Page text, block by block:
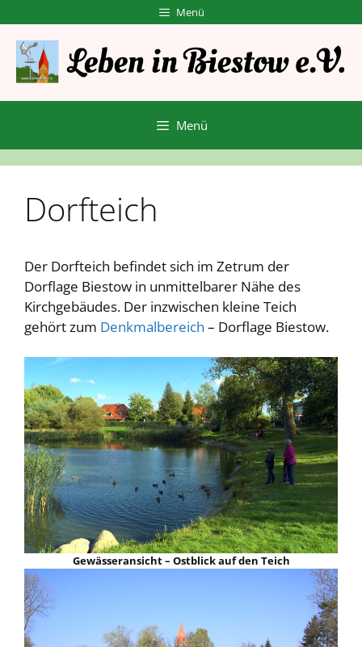
Inhalt
springen
Menü
Menü
Dorfteich
Der Dorfteich befindet sich im Zetrum der
Dorflage Biestow in unmittelbarer Nähe des
Kirchgebäudes. Der inzwischen kleine Teich
gehört zum Denkmalbereich – Dorflage Biestow.
Gewässeransicht – Ostblick auf den Teich